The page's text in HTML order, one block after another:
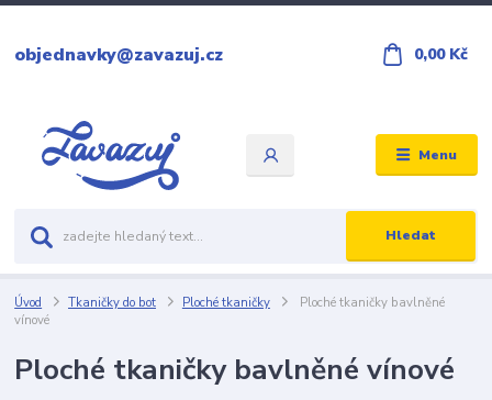
Menu
Hledat
objednavky@zavazuj.cz 0,00 Kč
Úvod Tkaničky do bot Ploché tkaničky
Ploché tkaničky bavlněné
vínové
Ploché tkaničky bavlněné vínové